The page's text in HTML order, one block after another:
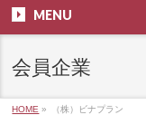
MENU
会員企業
HOME » （株）ビナプラン